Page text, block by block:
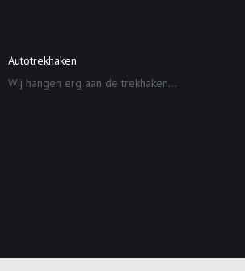
Autotrekhaken
Wij hangen erg aan de trekhaken...